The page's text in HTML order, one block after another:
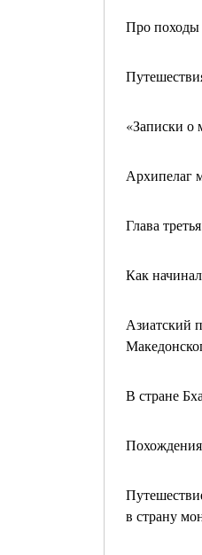
Про походы
«Записки о
Архипелаг
Глава
Как
Азиатский
В стране
в страну